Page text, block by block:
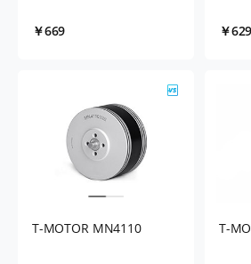
￥669 ￥629
T-MOTOR MN4110 T-